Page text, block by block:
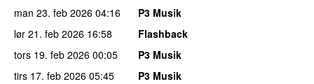
man 23. feb 2026 04:16
P3 Musik
lør 21. feb 2026 16:58
Flashback
tors 19. feb 2026 00:05
P3 Musik
tirs 17. feb 2026 05:45
P3 Musik